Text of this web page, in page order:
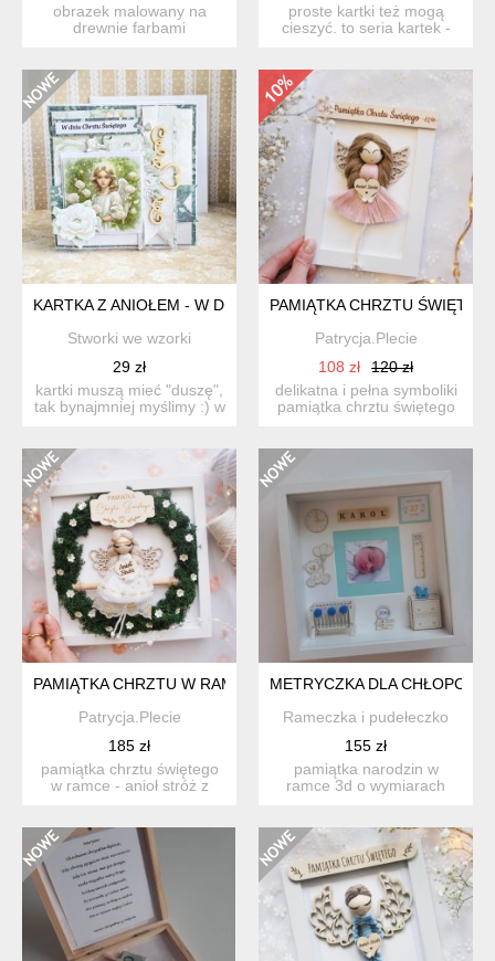
obrazek malowany na
drewnie farbami
proste kartki też mogą
cieszyć. to seria kartek -
KARTKA Z ANIOŁEM - W DNIU CHRZTU ŚWIĘTEGO
Stworki we wzorki
29 zł
kartki muszą mieć "duszę",
tak bynajmniej myślimy :) w
PAMIĄTKA CHRZTU
Patrycja.Plecie
108 zł
120 zł
delikatna i pełna symboliki
pamiątka chrztu świętego
PAMIĄTKA CHRZTU W RAMCE - ANIOŁ + MECH CHROBOTEK |
Patrycja.Plecie
185 zł
pamiątka chrztu świętego
w ramce - anioł stróż z
METRYCZKA DLA CHŁOPCA
Rameczka i pudełeczko
155 zł
pamiątka narodzin w
ramce 3d o wymiarach